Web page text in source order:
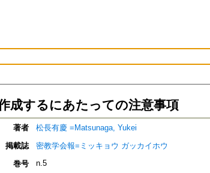
成するにあたっての注意事項
著者
松長有慶 =Matsunaga, Yukei
掲載誌
密教学会報=ミッキョウ ガッカイホウ
巻号
n.5